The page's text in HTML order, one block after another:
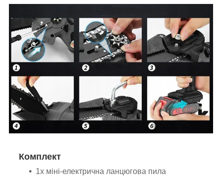
Комплект
1x міні-електрична ланцюгова пила